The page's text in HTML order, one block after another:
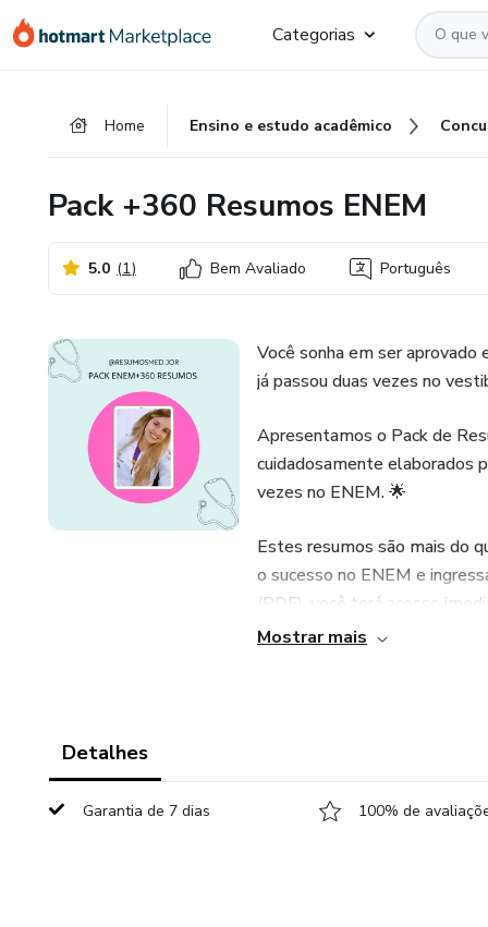
para
para
para
Categorias
Home Ensino e estudo acadêmico
Pack +360 Resumos ENEM
5.0 (1) Bem Avaliado Português
Você sonha em ser
já passou duas vezes no
Apresentamos o Pack de
cuidadosamente elaborados
vezes no ENEM. 🌟
Estes resumos são mais do
o sucesso no ENEM e
(PDF), você terá acesso
sua própria jornada de
Mostrar mais
Detalhes
Garantia de 7 dias 100% de